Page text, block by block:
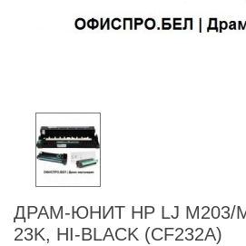
ДРАМ-ЮНИТ HP LJ M203/
23K, HI-BLACK (CF232A)